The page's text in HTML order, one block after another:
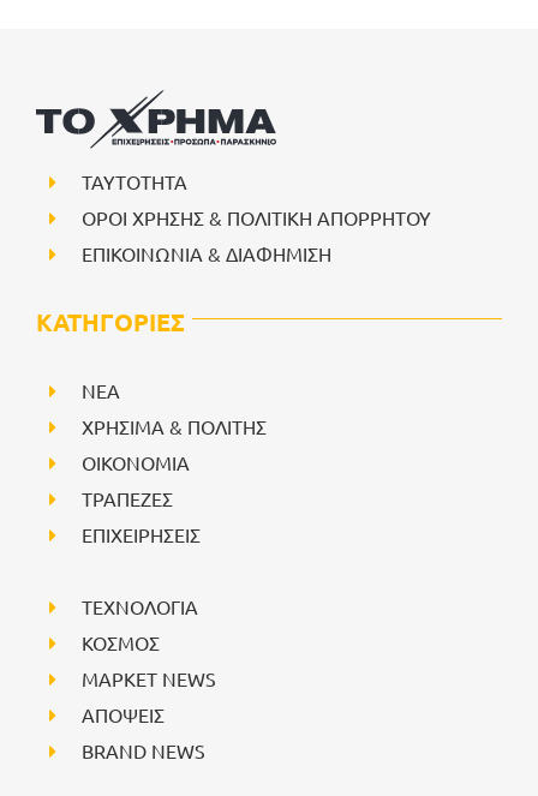
ΤΑΥΤΟΤΗΤΑ
ΟΡΟΙ ΧΡΗΣΗΣ & ΠΟΛΙΤΙΚΗ ΑΠΟΡΡΗΤΟΥ
ΕΠΙΚΟΙΝΩΝΙΑ & ΔΙΑΦΗΜΙΣΗ
ΚΑΤΗΓΟΡΙΕΣ
NEA
ΧΡΗΣΙΜΑ & ΠΟΛΙΤΗΣ
ΟΙΚΟΝΟΜΙΑ
ΤΡΑΠΕΖΕΣ
ΕΠΙΧΕΙΡΗΣΕΙΣ
ΤΕΧΝΟΛΟΓΙΑ
ΚΟΣΜΟΣ
ΜΑΡΚΕΤ NEWS
ΑΠΟΨΕΙΣ
BRAND NEWS